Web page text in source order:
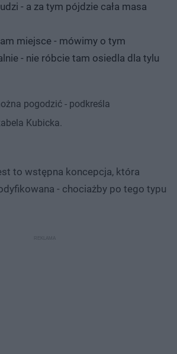
- a za tym pójdzie cała masa
miejsce - mówimy o tym
- nie róbcie tam osiedla dla tylu
pogodzić - podkreśla
Kubicka.
to wstępna koncepcja, która
- chociażby po tego typu